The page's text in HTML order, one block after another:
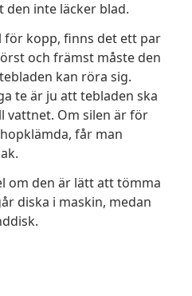
den inte läcker blad.
för kopp, finns det ett par
och främst måste den
kan röra sig.
te är ju att tebladen ska
vattnet. Om silen är för
får man
om den är lätt att tömma
diska i maskin, medan